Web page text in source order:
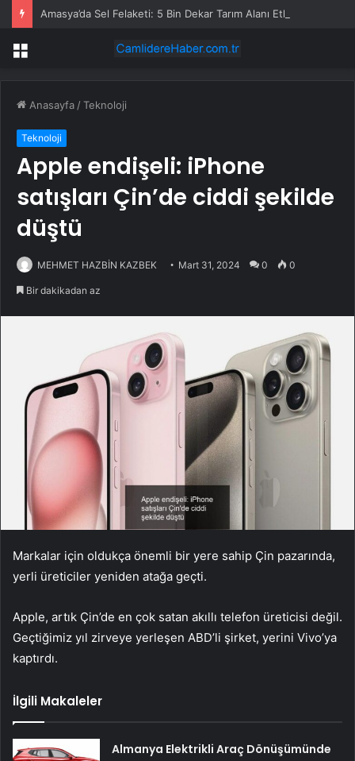
Amasya’da Sel Felaketi: 5 Bin Dekar Tarım Alanı Etkilendi
Menü
Anasayfa /Teknoloji
Teknoloji
Apple endişeli: iPhone
satışları Çin’de ciddi şekilde
düştü
MEHMET HAZBİN KAZBEK Mart 31, 2024 0 0
Bir dakikadan az
Markalar için oldukça önemli bir yere sahip Çin pazarında,
yerli üreticiler yeniden atağa geçti.
Apple, artık Çin’de en çok satan akıllı telefon üreticisi değil.
Geçtiğimiz yıl zirveye yerleşen ABD’li şirket, yerini Vivo’ya
kaptırdı.
İlgili Makaleler
Almanya Elektrikli Araç Dönüşümünde